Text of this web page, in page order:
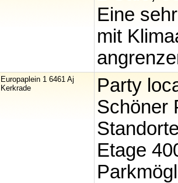
Eine
mit
Europaplein 1 6461 Aj
Kerkrade
Party
Schöner
Etage